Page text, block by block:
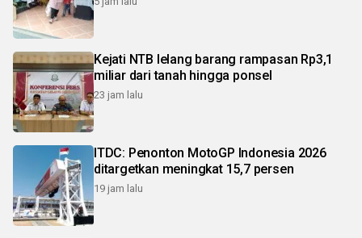
Kejati NTB lelang barang rampasan Rp3,1
miliar dari tanah hingga ponsel
23 jam lalu
ITDC: Penonton MotoGP Indonesia 2026
ditargetkan meningkat 15,7 persen
19 jam lalu